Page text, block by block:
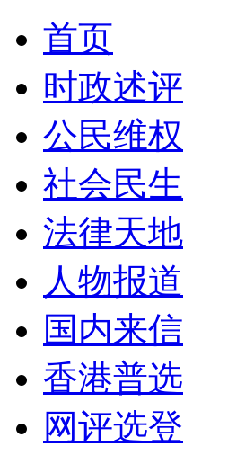
首页
时政述评
公民维权
社会民生
法律天地
人物报道
国内来信
香港普选
网评选登